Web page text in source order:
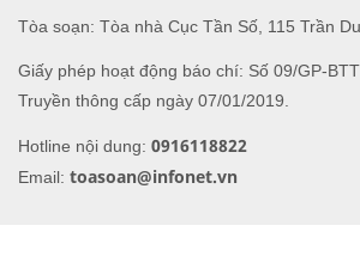
Tòa soạn: Tòa nhà Cục Tần Số, 115 Trần
Giấy phép hoạt động báo chí: Số 09/GP-
Truyền thông cấp ngày 07/01/2019.
Hotline nội dung: 0916118822
Email: toasoan@infonet.vn